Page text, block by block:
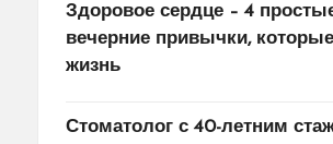
Здоровое сердце – 4
вечерние привычки,
жизнь
Стоматолог с 40-летним